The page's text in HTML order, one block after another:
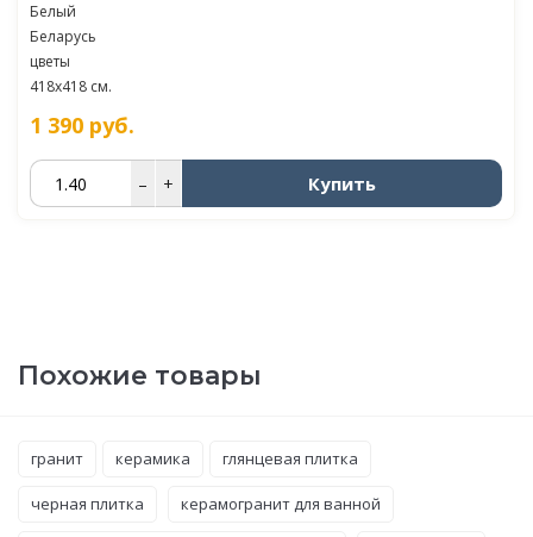
Белый
Беларусь
цветы
418x418 см.
1 390 руб.
– + Купить
Похожие товары
гранит керамика глянцевая плитка
черная плитка керамогранит для ванной